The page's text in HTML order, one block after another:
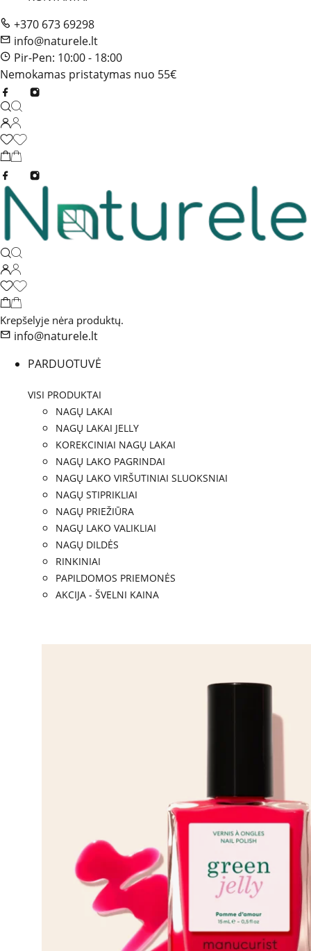
+370 673 69298
info@naturele.lt
Pir-Pen: 10:00 - 18:00
Nemokamas pristatymas nuo 55€
Krepšelyje nėra produktų.
info@naturele.lt
PARDUOTUVĖ
VISI PRODUKTAI
NAGŲ LAKAI
NAGŲ LAKAI JELLY
KOREKCINIAI NAGŲ LAKAI
NAGŲ LAKO PAGRINDAI
NAGŲ LAKO VIRŠUTINIAI SLUOKSNIAI
NAGŲ STIPRIKLIAI
NAGŲ PRIEŽIŪRA
NAGŲ LAKO VALIKLIAI
NAGŲ DILDĖS
RINKINIAI
PAPILDOMOS PRIEMONĖS
AKCIJA - ŠVELNI KAINA